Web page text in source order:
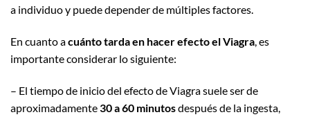
a individuo y puede depender de múltiples factores.
En cuanto acuánto tarda en hacer efecto el Viagra, es
importante considerar lo siguiente:
– El tiempo de inicio del efecto de Viagra suele ser de
aproximadamente30 a 60 minutosdespués de la ingesta,